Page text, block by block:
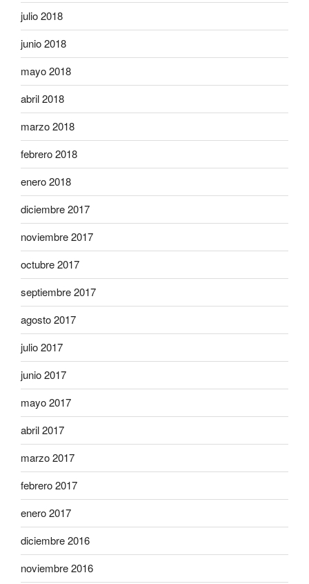
julio 2018
junio 2018
mayo 2018
abril 2018
marzo 2018
febrero 2018
enero 2018
diciembre 2017
noviembre 2017
octubre 2017
septiembre 2017
agosto 2017
julio 2017
junio 2017
mayo 2017
abril 2017
marzo 2017
febrero 2017
enero 2017
diciembre 2016
noviembre 2016